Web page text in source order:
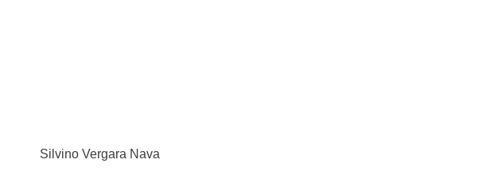
Silvino Vergara Nava